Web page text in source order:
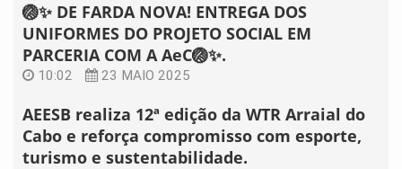
🏐✨ DE FARDA NOVA! ENTREGA DOS
UNIFORMES DO PROJETO SOCIAL EM
PARCERIA COM A AeC🏐✨.
10:02 23 MAIO 2025
AEESB realiza 12ª edição da WTR Arraial do
Cabo e reforça compromisso com esporte,
turismo e sustentabilidade.